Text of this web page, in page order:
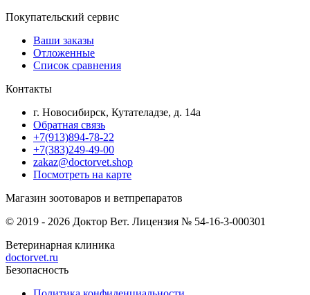
Покупательский сервис
Ваши заказы
Отложенные
Список сравнения
Контакты
г. Новосибирск, Кутателадзе, д. 14а
Обратная связь
+7(913)894-78-22
+7(383)249-49-00
zakaz@doctorvet.shop
Посмотреть на карте
Магазин зоотоваров и ветпрепаратов
© 2019 - 2026 Доктор Вет. Лицензия № 54-16-3-000301
Ветеринарная клиника
doctorvet.ru
Безопасность